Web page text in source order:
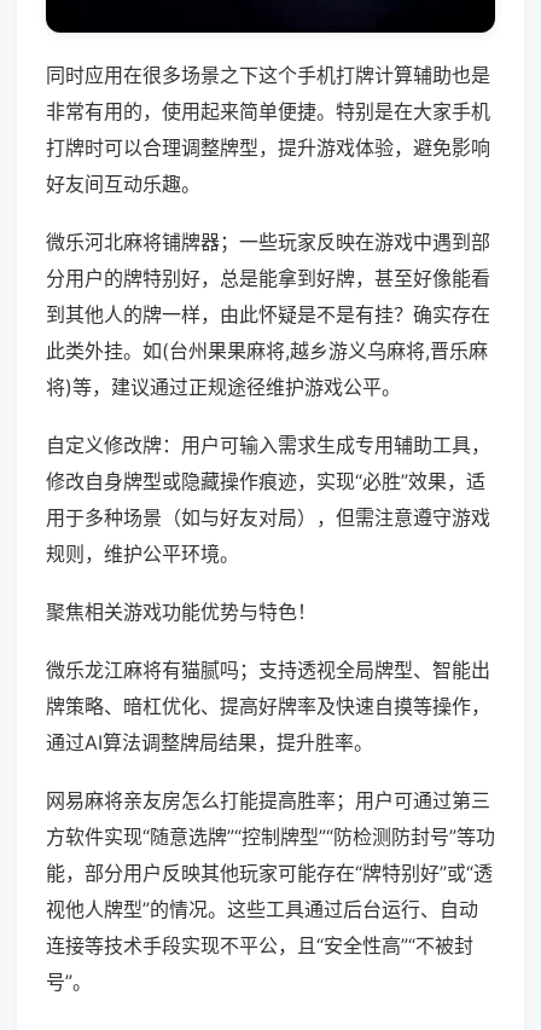
同时应用在很多场景之下这个手机打牌计算辅助也是
非常有用的，使用起来简单便捷。特别是在大家手机
打牌时可以合理调整牌型，提升游戏体验，避免影响
好友间互动乐趣。
微乐河北麻将铺牌器；一些玩家反映在游戏中遇到部
分用户的牌特别好，总是能拿到好牌，甚至好像能看
到其他人的牌一样，由此怀疑是不是有挂？确实存在
此类外挂。如(台州果果麻将,越乡游义乌麻将,晋乐麻
将)等，建议通过正规途径维护游戏公平。
自定义修改牌：用户可输入需求生成专用辅助工具，
修改自身牌型或隐藏操作痕迹，实现“必胜”效果，适
用于多种场景（如与好友对局），但需注意遵守游戏
规则，维护公平环境。
聚焦相关游戏功能优势与特色！
微乐龙江麻将有猫腻吗；支持透视全局牌型、智能出
牌策略、暗杠优化、提高好牌率及快速自摸等操作，
通过AI算法调整牌局结果，提升胜率。
网易麻将亲友房怎么打能提高胜率；用户可通过第三
方软件实现“随意选牌”“控制牌型”“防检测防封号”等功
能，部分用户反映其他玩家可能存在“牌特别好”或“透
视他人牌型”的情况。这些工具通过后台运行、自动
连接等技术手段实现不平公，且“安全性高”“不被封
号”。